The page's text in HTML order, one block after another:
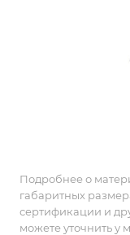
Подробнее о
габаритных
сертификации и
можете уточнить у